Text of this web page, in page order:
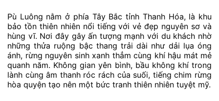
Pù Luông nằm ở phía Tây Bắc tỉnh Thanh Hóa, là khu
bảo tồn thiên nhiên nổi tiếng với vẻ đẹp nguyên sơ và
hùng vĩ. Nơi đây gây ấn tượng mạnh với du khách nhờ
những thửa ruộng bậc thang trải dài như dải lụa óng
ánh, rừng nguyên sinh xanh thẳm cùng khí hậu mát mẻ
quanh năm. Không gian yên bình, bầu không khí trong
lành cùng âm thanh róc rách của suối, tiếng chim rừng
hòa quyện tạo nên một bức tranh thiên nhiên tuyệt mỹ.